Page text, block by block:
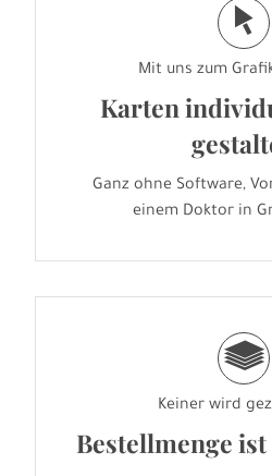
j
Mit uns zum
Karten
Ganz ohne Software,
einem Doktor in
g
Keiner wird
Bestellmenge